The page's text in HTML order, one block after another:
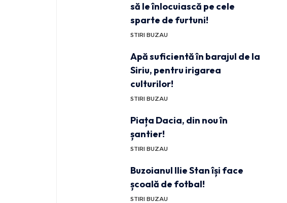
să le înlocuiască pe cele
sparte de furtuni!
STIRI BUZAU
Apă suficientă în barajul de la
Siriu, pentru irigarea
culturilor!
STIRI BUZAU
Piața Dacia, din nou în
șantier!
STIRI BUZAU
Buzoianul Ilie Stan își face
școală de fotbal!
STIRI BUZAU